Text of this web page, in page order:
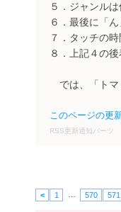
５．ジャンルは
６．最後に「
７．タッチの
８．上記４の
では、「トマ
このページの更
RSS更新通知パーツ
< 1 570 571